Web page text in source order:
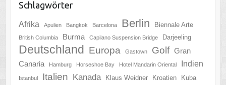
Schlagwörter
Afrika Apulien Bangkok Barcelona Berlin Biennale Arte
British Columbia Burma Capilano Suspension Bridge Darjeeling
Deutschland Europa Gastown Golf Gran
Canaria
Hamburg Horseshoe Bay Hotel Mandarin Oriental Indien
Istanbul Italien Kanada Klaus Weidner Kroatien Kuba